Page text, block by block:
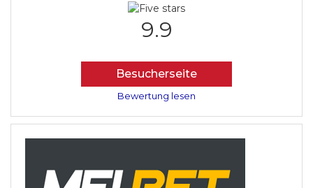
9.9
Besucherseite
Bewertung lesen